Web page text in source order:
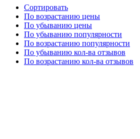
Сортировать
По возрастанию цены
По убыванию цены
По убыванию популярности
По возрастанию популярности
По убыванию кол-ва отзывов
По возрастанию кол-ва отзывов